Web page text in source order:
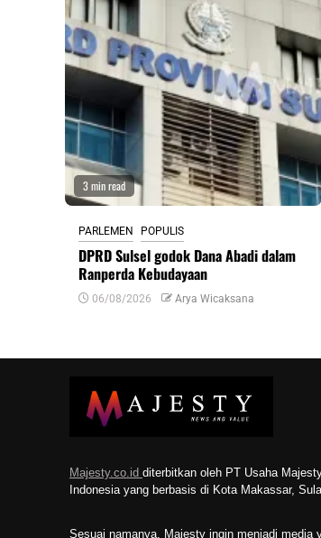
3 min read
PARLEMEN POPULIS
DPRD Sulsel godok Dana Abadi dalam
Ranperda Kebudayaan
06/08/2026 Arya Wicaksana
Majesty.co.id diterbitkan oleh PT Usaha
Indonesia yang berbasis di Kota Makassar,
Sesuai namanya, Majesty ingin menjadi media